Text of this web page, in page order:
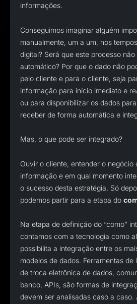
informações.
Conseguimos imaginar alguém
manualmente, um a um, nos
digital? Será que este processo
automático? Por que o dado não
pelo cliente e para o cliente, seja
informação para início imediato e
ou para disponibilizar os dados
receber de forma automática e
Mas, o que pode ser integrado?
Ouvir o cliente, entender o negócio
informação e em qual momento
o sucesso desta estratégia. Só
podemos partir para a etapa do
Na etapa de definição do “como”
contamos com a tecnologia como
possibilita a integração entre os
modelos de dados. Ferramentas
de troca eletrônica de dados,
banco, APIs, são formas de
devem ser analisadas caso a caso.